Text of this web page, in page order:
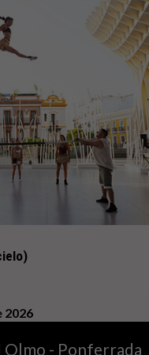
2026
Olmo - Ponferrada